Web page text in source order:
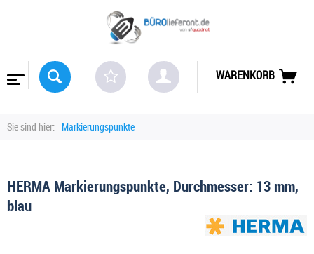
WARENKORB
Sie sind hier: Markierungspunkte
HERMA Markierungspunkte, Durchmesser: 13 mm,
blau